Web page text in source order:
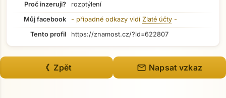
Proč inzeruji?
rozptýlení
Můj facebook
- případné odkazy vidí Zlaté účty -
Tento profil
https://znamost.cz/?id=622807
《 Zpět mail Napsat vzkaz